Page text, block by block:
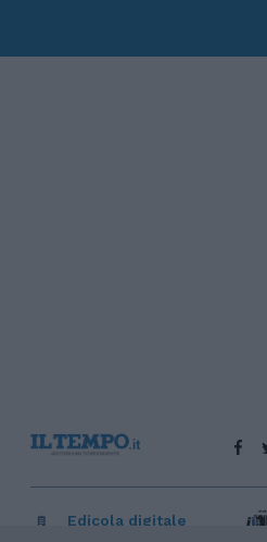
Edicola digitale